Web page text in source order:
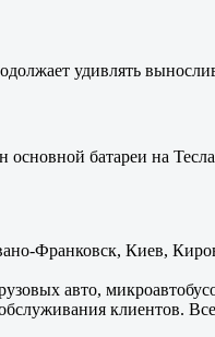
удивлять
батареи на
Франковск, Киев,
авто,
клиентов.